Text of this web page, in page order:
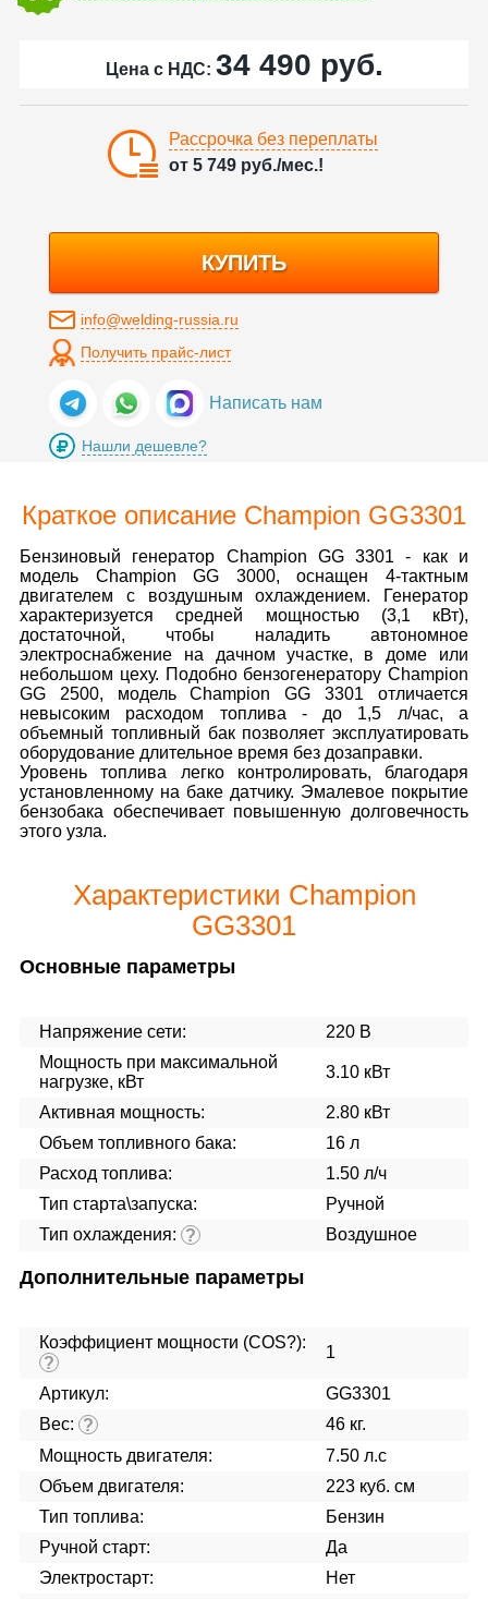
Цена с НДС: 34 490 руб.
Рассрочка без переплаты
от 5 749 руб./мес.!
КУПИТЬ
info@welding-russia.ru
Получить прайс-лист
Написать нам
Нашли дешевле?
Краткое описание Champion GG3301
Бензиновый генератор Champion GG 3301 - как и
модель Champion GG 3000, оснащен 4-тактным
двигателем с воздушным охлаждением. Генератор
характеризуется средней мощностью (3,1 кВт),
достаточной, чтобы наладить автономное
электроснабжение на дачном участке, в доме или
небольшом цеху. Подобно бензогенератору Champion
GG 2500, модель Champion GG 3301 отличается
невысоким расходом топлива - до 1,5 л/час, а
объемный топливный бак позволяет эксплуатировать
оборудование длительное время без дозаправки.
Уровень топлива легко контролировать, благодаря
установленному на баке датчику. Эмалевое покрытие
бензобака обеспечивает повышенную долговечность
этого узла.
Характеристики Champion
GG3301
Основные параметры
Напряжение сети:
220 В
Мощность при максимальной
нагрузке, кВт
3.10 кВт
Активная мощность:
2.80 кВт
Объем топливного бака:
16 л
Расход топлива:
1.50 л/ч
Тип старта\запуска:
Ручной
Тип охлаждения: ? Воздушное
Дополнительные параметры
Коэффициент мощности (COS?):
?
1
Артикул:
GG3301
Вес: ?
46 кг.
Мощность двигателя:
7.50 л.с
Объем двигателя:
223 куб. см
Тип топлива:
Бензин
Ручной старт:
Да
Электростарт:
Нет